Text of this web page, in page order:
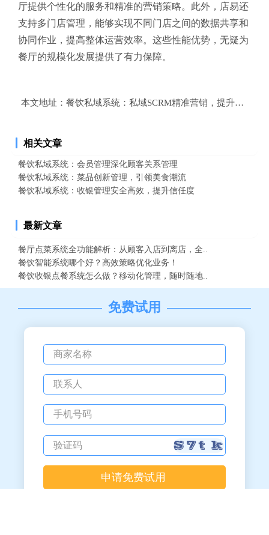
厅提供个性化的服务和精准的营销策略。此外，店易还
支持多门店管理，能够实现不同门店之间的数据共享和
协同作业，提高整体运营效率。这些性能优势，无疑为
餐厅的规模化发展提供了有力保障。
本文地址： 餐饮私域系统：私域SCRM精准营销，提升顾客转
相关文章
餐饮私域系统：会员管理深化顾客关系管理
餐饮私域系统：菜品创新管理，引领美食潮流
餐饮私域系统：收银管理安全高效，提升信任度
最新文章
餐厅点菜系统全功能解析：从顾客入店到离店，全..
餐饮智能系统哪个好？高效策略优化业务！
餐饮收银点餐系统怎么做？移动化管理，随时随地..
免费试用